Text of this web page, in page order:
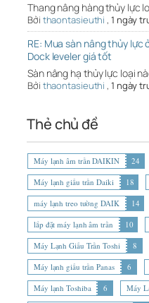
Thang nâng hàng thủy lực
Bởi thaontasieuthi , 1 ngày
RE: Mua sàn nâng thủy lực
Dock leveler giá tốt
Sàn nâng hạ thủy lực loại
Bởi thaontasieuthi , 1 ngày
Thẻ chủ đề
Máy lạnh âm trần DAIKIN 24
Máy lạnh giấu trần Daiki
18
máy lạnh treo tường DAIK
14
lắp đặt máy lạnh âm trần
10
Máy Lạnh Giấu Trần Toshi
8
Máy lạnh giấu trần Panas
6
Máy lạnh Toshiba
6 Máy